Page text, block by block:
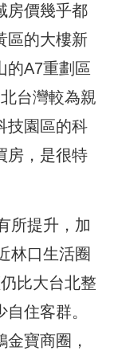
房價幾乎都
區的大樓新
的A7重劃區
台灣較為親
技園區的科
房，是很特
所提升，加
林口生活圈
比大台北整
住客群。
寶商圈，